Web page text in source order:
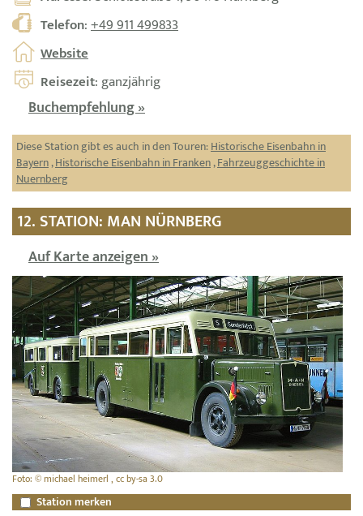
Telefon:+49 911 499833
Website
Reisezeit: ganzjährig
Buchempfehlung »
Diese Station gibt es auch in den Touren:Historische Eisenbahn in
Bayern,Historische Eisenbahn in Franken,Fahrzeuggeschichte in
Nuernberg
12. STATION: MAN NÜRNBERG
Auf Karte anzeigen »
Foto: © michael heimerl , cc by-sa 3.0
Station merken